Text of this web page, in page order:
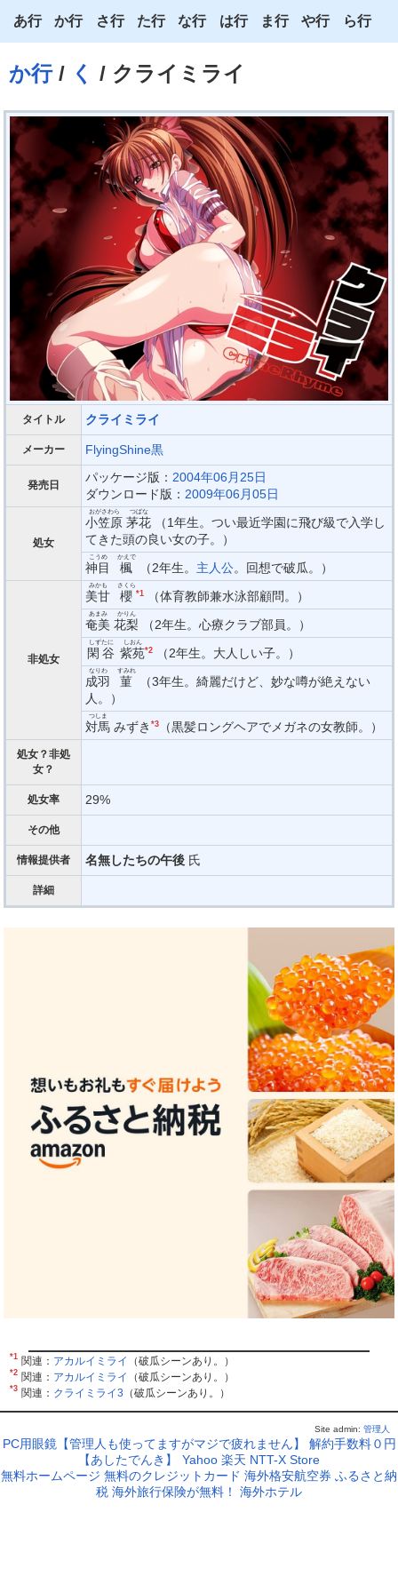
か行/ く / クライミライ
あ行
い
う
え
お
か行
き
く
け
こ
さ行
し
す
せ
そ
た行
ち
つ
て
と
な行
に
ぬ
ね
の
は行
ひ
ふ
へ
ほ
ま行
む
め
も
や行
よ
わ
ら行
る
れ
タイトル クライミライ
メーカー FlyingShine黒
発売日
パッケージ版： 2004年06月25日
ダウンロード版： 2009年06月05日
処女
小笠原
おがさわら
茅花
つばな
（1年生。つい最近学園に飛び級で入学し
てきた頭の良い女の子。）
神目
こうめ
楓
かえで
（2年生。 主人公。回想で破瓜。）
非処女
美甘
みかも
櫻
さくら
*1
（体育教師兼水泳部顧問。）
奄美
あまみ
花梨
かりん
（2年生。心療クラブ部員。）
閑谷
しずたに
紫苑
しおん
*2
（2年生。大人しい子。）
成羽
なりわ
菫
すみれ
（3年生。綺麗だけど、妙な噂が絶えない
人。）
対馬
つしま
みずき*3 （黒髪ロングヘアでメガネの女教師。）
処女？非処
女？
処女率 29%
その他
情報提供者 名無したちの午後 氏
詳細
*1 関連： アカルイミライ （破瓜シーンあり。）
*2 関連： アカルイミライ （破瓜シーンあり。）
*3 関連： クライミライ3 （破瓜シーンあり。）
Site admin:管理人
PC用眼鏡【管理人も使ってますがマジで疲れません】
解約手数料０円
【あしたでんき】
Yahoo 楽天 NTT-X Store
無料ホームページ 無料のクレジットカード 海外格安航空券 ふるさと納
税 海外旅行保険が無料！ 海外ホテル